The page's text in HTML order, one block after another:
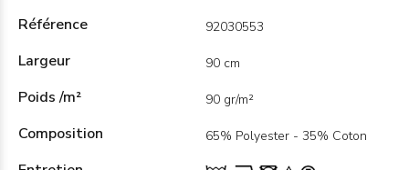
Référence 92030553
Largeur 90 cm
Poids /m² 90 gr/m²
Composition 65% Polyester - 35% Coton